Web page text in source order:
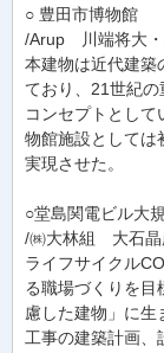
○ 豊田市博物館
/Arup 川端将大
本建物は近代建築
ており、21世紀
コンセプトとし
物館施設としては
実現させた。
○堂島関電ビル大
/㈱大林組 大石晶
ライフサイクル
る職場づくりを目
慮した建物」に生
工事の建築計画、